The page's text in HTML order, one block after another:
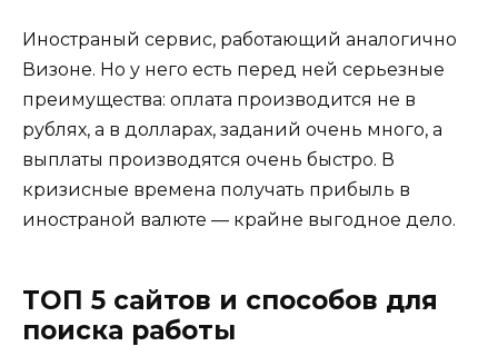
Иностраный сервис, работающий аналогично
Визоне. Но у него есть перед ней серьезные
преимущества: оплата производится не в
рублях, а в долларах, заданий очень много, а
выплаты производятся очень быстро. В
кризисные времена получать прибыль в
иностраной валюте — крайне выгодное дело.
ТОП 5 сайтов и способов для
поиска работы